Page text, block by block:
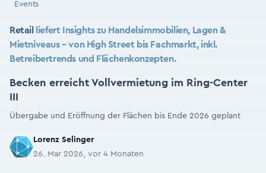
Events
Retail
liefert Insights zu Handelsimmobilien, Lagen &
Mietniveaus – von High Street bis Fachmarkt, inkl.
Betreibertrends und Flächenkonzepten.
Becken erreicht Vollvermietung im Ring-Center
III
Übergabe und Eröffnung der Flächen bis Ende 2026 geplant
Lorenz Selinger
26. Mar 2026, vor 4 Monaten